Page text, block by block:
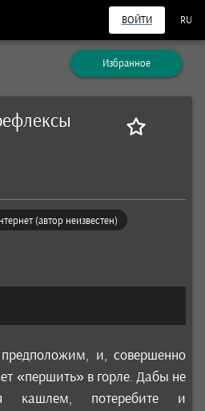
ВОЙТИ RU
Избранное
(автор неизвестен)
и, совершенно
«першить» в горле. Дабы не
кашлем, потеребите и